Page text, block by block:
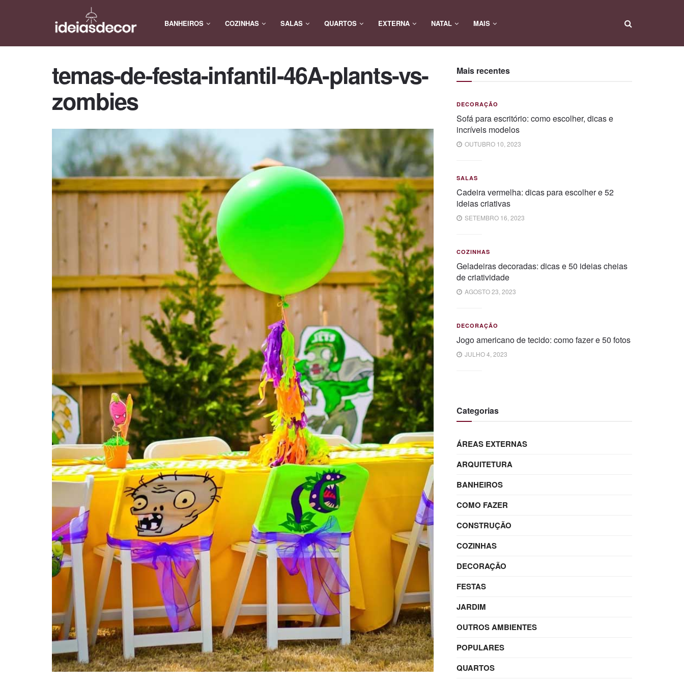
BANHEIROS COZINHAS SALAS QUARTOS EXTERNA NATAL MAIS
temas-de-festa-infantil-46A-plants-vs-
zombies
Mais recentes
DECORAÇÃO
Sofá para escritório: como escolher, dicas e
incríveis modelos
OUTUBRO 10, 2023
SALAS
Cadeira vermelha: dicas para escolher e 52
ideias criativas
SETEMBRO 16, 2023
COZINHAS
Geladeiras decoradas: dicas e 50 ideias cheias
de criatividade
AGOSTO 23, 2023
DECORAÇÃO
Jogo americano de tecido: como fazer e 50 fotos
JULHO 4, 2023
Categorias
ÁREAS EXTERNAS
ARQUITETURA
BANHEIROS
COMO FAZER
CONSTRUÇÃO
COZINHAS
DECORAÇÃO
FESTAS
JARDIM
OUTROS AMBIENTES
POPULARES
QUARTOS